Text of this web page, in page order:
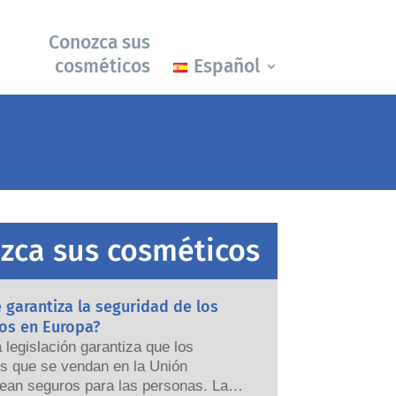
Conozca sus
cosméticos
Español
sus cosméticos
garantiza la seguridad de los
en Europa?
legislación garantiza que los
que se vendan en la Unión
seguros para las personas. Las